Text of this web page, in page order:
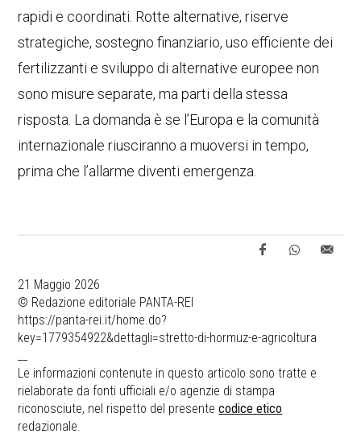
rapidi e coordinati. Rotte alternative, riserve
strategiche, sostegno finanziario, uso efficiente dei
fertilizzanti e sviluppo di alternative europee non
sono misure separate, ma parti della stessa
risposta. La domanda è se l’Europa e la comunità
internazionale riusciranno a muoversi in tempo,
prima che l’allarme diventi emergenza.
21 Maggio 2026
© Redazione editoriale PANTA-REI
https://panta-rei.it/home.do?
key=1779354922&dettagli=stretto-di-hormuz-e-agricoltura
Le informazioni contenute in questo articolo sono tratte e
rielaborate da fonti ufficiali e/o agenzie di stampa
riconosciute, nel rispetto del presentecodice etico
redazionale.